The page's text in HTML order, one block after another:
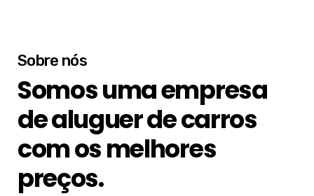
Sobre nós
Somos uma empresa
de aluguer de carros
com os melhores
preços.